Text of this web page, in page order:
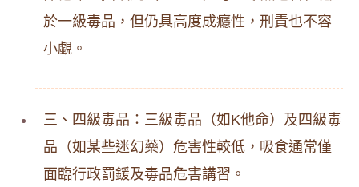
於一級毒品，但仍具高度成癮性，刑責也不容
小覷。
三、四級毒品：三級毒品（如K他命）及四級毒
品（如某些迷幻藥）危害性較低，吸食通常僅
面臨行政罰鍰及毒品危害講習。